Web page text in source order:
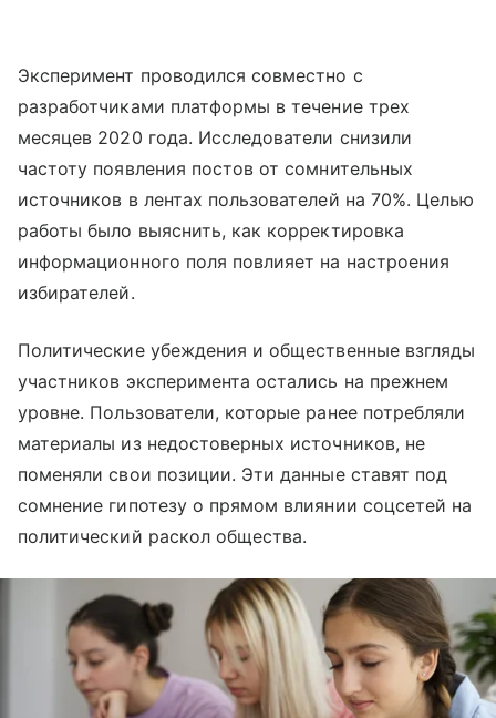
Эксперимент проводился совместно с
разработчиками платформы в течение трех
месяцев 2020 года. Исследователи снизили
частоту появления постов от сомнительных
источников в лентах пользователей на 70%. Целью
работы было выяснить, как корректировка
информационного поля повлияет на настроения
избирателей.
Политические убеждения и общественные взгляды
участников эксперимента остались на прежнем
уровне. Пользователи, которые ранее потребляли
материалы из недостоверных источников, не
поменяли свои позиции. Эти данные ставят под
сомнение гипотезу о прямом влиянии соцсетей на
политический раскол общества.